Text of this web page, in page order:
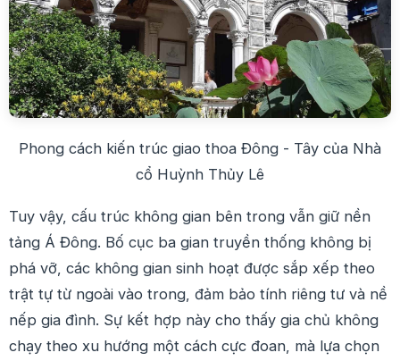
Phong cách kiến trúc giao thoa Đông - Tây của Nhà
cổ Huỳnh Thủy Lê
Tuy vậy, cấu trúc không gian bên trong vẫn giữ nền
tảng Á Đông. Bố cục ba gian truyền thống không bị
phá vỡ, các không gian sinh hoạt được sắp xếp theo
trật tự từ ngoài vào trong, đảm bảo tính riêng tư và nề
nếp gia đình. Sự kết hợp này cho thấy gia chủ không
chạy theo xu hướng một cách cực đoan, mà lựa chọn